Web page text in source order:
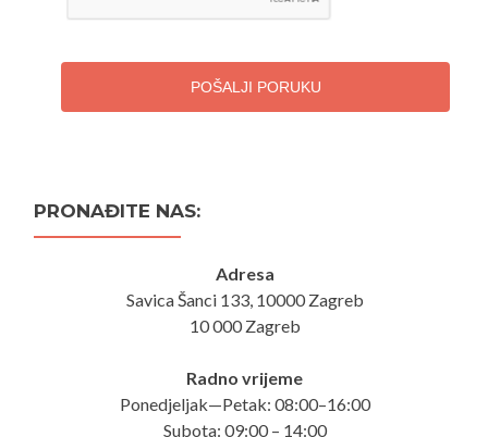
POŠALJI PORUKU
PRONAĐITE NAS:
Adresa
Savica Šanci 133, 10000 Zagreb
10 000 Zagreb
Radno vrijeme
Ponedjeljak—Petak: 08:00–16:00
Subota: 09:00 – 14:00